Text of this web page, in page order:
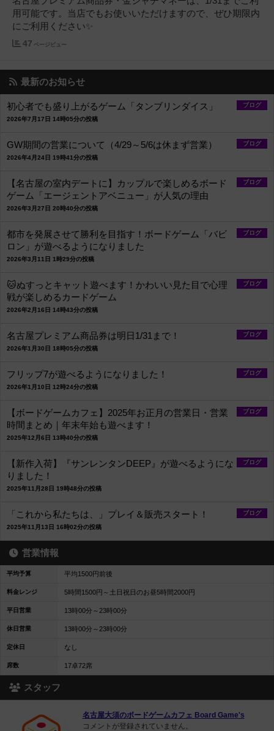
用可能です。当店でもお使いいただけますので、ぜひ期限内
にご利用ください✨
47 ページビュー
最新のお知らせ
ブログ
初心者でも盛り上がるゲーム「タンブリンダイス」
2026年7月17日 14時05分の投稿
ブログ
GW期間の営業について（4/29～5/6は休まず営業）
2026年4月24日 19時41分の投稿
ブログ
【名古屋の室内デートに】カップルで楽しめるボード
ゲーム「エージェントアベニュー」が人気の理由
2026年3月27日 20時40分の投稿
ブログ
都市を発展させて勝利を目指す！ボードゲーム「バビ
ロン」が遊べるようになりました
2026年3月11日 1時29分の投稿
ブログ
🐱ぬすっとキャット遊べます！かわいい見た目で心理
戦が楽しめるカードゲーム
2026年2月16日 14時43分の投稿
ブログ
名古屋プレミアム商品券は明日1/31まで！
2026年1月30日 18時05分の投稿
ブログ
フリップ7が遊べるようになりました！
2026年1月10日 12時24分の投稿
ブログ
【ボードゲームカフェ】2025年お正月の営業日・営業
時間まとめ｜年末年始も遊べます！
2025年12月6日 13時40分の投稿
ブログ
【新作入荷】『サンレンタンDEEP』が遊べるようにな
りました！
2025年11月28日 19時48分の投稿
ブログ
「これから私たちは、」プレイ＆販売スタート！
2025年11月13日 16時02分の投稿
営業情報
平均予算 平均1500円前後
料金レンジ 5時間1500円～土日祝日のお昼5時間2000円
平日営業 13時00分～23時00分
休日営業 13時00分～23時00分
定休日 なし
席数 17卓72席
スタッフ
名古屋大須のボードゲームカフェ Board Game's
コメントが登録されていません。